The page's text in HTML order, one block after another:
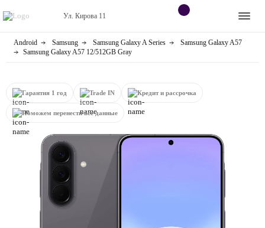
Ул. Кирова 11
Контакты
магазине
Apple
Яндекс станции
Приставки
Android Samsung Samsung Galaxy A Series
Samsung Galaxy A57
Samsung Galaxy A57 12/512GB Gray
Гарантия 1 год Trade IN Кредит и рассрочка
Поможем перенести все данные